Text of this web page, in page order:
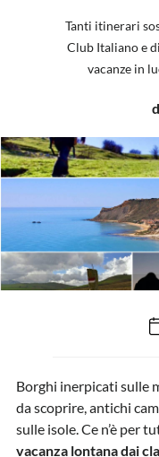
Tanti itinerari
Club Italiano e
vacanze in
Borghi inerpicati sulle
da scoprire, antichi
sulle isole. Ce n’è per
vacanza lontana dai